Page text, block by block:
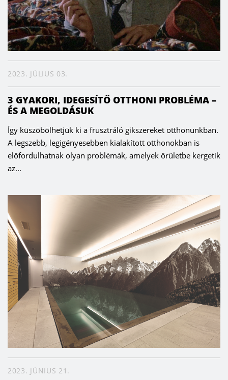
2023. JÚLIUS 03.
3 GYAKORI, IDEGESÍTŐ OTTHONI PROBLÉMA –
ÉS A MEGOLDÁSUK
Így küszöbölhetjük ki a frusztráló gikszereket otthonunkban.
A legszebb, legigényesebben kialakított otthonokban is
előfordulhatnak olyan problémák, amelyek őrületbe kergetik
az...
2023. JÚNIUS 21.